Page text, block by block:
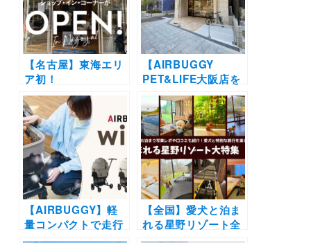
【名古屋】東海エリ
ア初！
「AIRBUGGY
PET」のショップ・
イン・コーナーが
2023年2月23日オー
プン！オープン記念
の特典も♩
【AIRBUGGY
PET&LIFE大阪店を
現地取材】カスタム
など直営店限定のサ
ービス6つを紹介！
レンタルでお試し＆
愛犬だけのエアバギ
ーを作ろう♪
【AIRBUGGY】軽
量コンパクトで走行
性能アップ
【全国】愛犬と泊ま
れる星野リゾート全
42施設大特集！実際